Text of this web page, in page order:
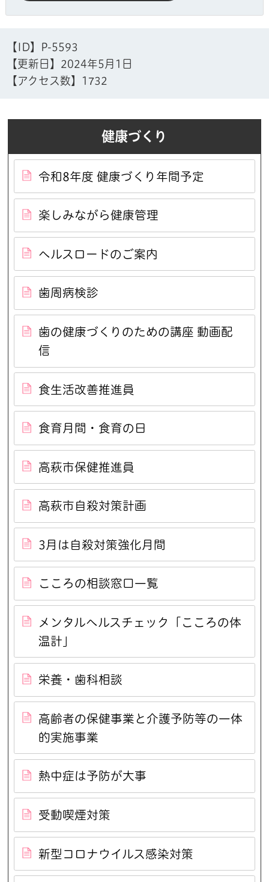
【ID】
P-5593
【更新日】 2024年5月1日
【アクセス数】
1732
健康づくり
令和8年度 健康づくり年間予定
楽しみながら健康管理
ヘルスロードのご案内
歯周病検診
歯の健康づくりのための講座 動画配
信
食生活改善推進員
食育月間・食育の日
高萩市保健推進員
高萩市自殺対策計画
3月は自殺対策強化月間
こころの相談窓口一覧
メンタルヘルスチェック「こころの体
温計」
栄養・歯科相談
高齢者の保健事業と介護予防等の一体
的実施事業
熱中症は予防が大事
受動喫煙対策
新型コロナウイルス感染対策